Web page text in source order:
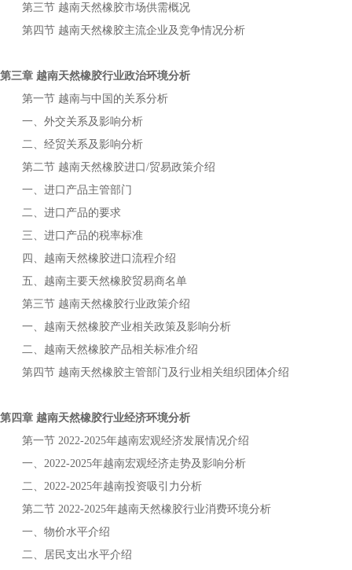
第三节 越南天然橡胶市场供需概况
第四节 越南天然橡胶主流企业及竞争情况分析
第三章 越南天然橡胶行业政治环境分析
第一节 越南与中国的关系分析
一、外交关系及影响分析
二、经贸关系及影响分析
第二节 越南天然橡胶进口/贸易政策介绍
一、进口产品主管部门
二、进口产品的要求
三、进口产品的税率标准
四、 越南天然橡胶进口流程介绍
五、 越南主要天然橡胶贸易商名单
第三节 越南天然橡胶行业政策介绍
一、 越南天然橡胶产业相关政策及影响分析
二、 越南天然橡胶产品相关标准介绍
第四节 越南天然橡胶主管部门及行业相关组织团体介绍
第四章 越南天然橡胶行业经济环境分析
第一节 2022-2025年越南宏观经济发展情况介绍
一、 2022-2025年越南宏观经济走势及影响分析
二、 2022-2025年越南投资吸引力分析
第二节 2022-2025年越南天然橡胶行业消费环境分析
一、物价水平介绍
二、居民支出水平介绍